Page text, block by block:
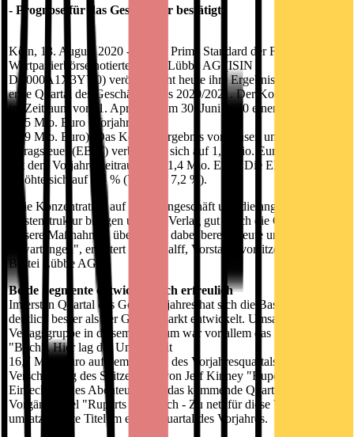
- Prognose für das Gesamtjahr bestätigt
Köln, 13. August 2020 - Die im Prime Standard der Frankfurter
Wertpapierbörse notierte Bastei Lübbe AG (ISIN
DE000A1X3YY0) veröffentlicht heute ihre Ergebnisse für das
erste Quartal des Geschäftsjahres 2020/2021. Der Konzern erzielte
im Zeitraum vom 1. April bis zum 30. Juni 2020 einen Umsatz von
18,5 Mio. Euro (Vorjahr:
18,9 Mio. Euro). Das Konzernergebnis vor Zinsen und
Ertragsteuer (EBIT) verbesserte sich auf 1,6 Mio. Euro verglichen
mit dem Vorjahreszeitraum von 1,4 Mio. Euro. Die EBIT-Marge
erhöhte sich auf 8,5 % (Vorjahr: 7,2 %).
"Die Konzentration auf das Kerngeschäft und die angepasste
Kostenstruktur bringen unseren Verlag gut durch die Corona-Krise.
Unsere Maßnahmen übertreffen dabei bereits heute unsere
Erwartungen", erläutert Carel Halff, Vorstandsvorsitzender der
Bastei Lübbe AG.
Beide Segmente entwickeln sich erfreulich
Im ersten Quartal des Geschäftsjahres hat sich die Bastei Lübbe
deutlich besser als der Gesamtmarkt entwickelt. Umsatztreiber der
Verlagsgruppe in diesem Zeitraum war vor allem das Segment
"Buch". Hier lag der Umsatz mit
16,7 Mio. Euro auf dem Niveau des Vorjahresquartals - trotz der
Verschiebung des Spitzentitels von Jeff Kinney "Rupert präsentiert:
Ein echt wildes Abenteuer" auf das kommende Quartal. Der
Vorgängertitel "Ruperts Tagebuch - Zu nett für diese Welt" war der
umsatzstärkste Titel im ersten Quartal des Vorjahres.